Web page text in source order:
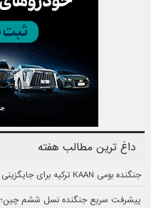
داغ ترین مطالب هفته
جنگنده بومی KAAN ترکیه برای جایگزینی F-35 یک قدم به نخستین پرواز نزدیک‌تر شد
پیشرفت سریع جنگنده نسل ششم چین؛ J-36 با سومین طراحی متفاوت ظاهر شد